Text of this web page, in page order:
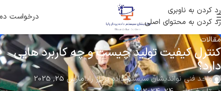
رد کردن به ناوبری
رد کردن به محتوای اصلی
درخواست
مقالات
کنترل کیفیت تولید چیست و چه کاربرد هایی
دارد؟
واحد فنی نواندیشان سیستم داده پرداز رایامارس 25, 2025
0